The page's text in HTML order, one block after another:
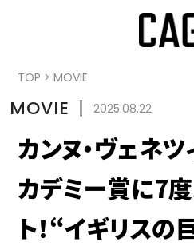
TOP > MOVIE
MOVIE 丨 2025.08.22
カンヌ・ヴェネ
カデミー賞に7
ト！“イギリスの